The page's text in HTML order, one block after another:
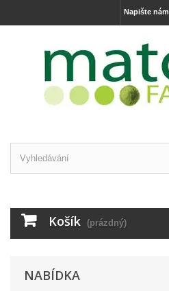
Napište nám
Košík (prázdný)
NABÍDKA